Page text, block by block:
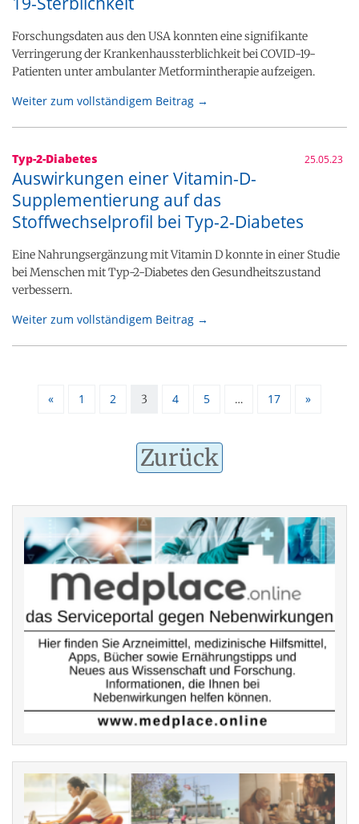
Forschungsdaten aus den USA konnten eine signifikante
Verringerung der Krankenhaussterblichkeit bei COVID-19-
Patienten unter ambulanter Metformintherapie aufzeigen.
Weiter zum vollständigem Beitrag →
Typ-2-Diabetes 25.05.23
Auswirkungen einer Vitamin-D-
Supplementierung auf das
Stoffwechselprofil bei Typ-2-Diabetes
Eine Nahrungsergänzung mit Vitamin D konnte in einer Studie
bei Menschen mit Typ-2-Diabetes den Gesundheitszustand
verbessern.
Weiter zum vollständigem Beitrag →
« 1 2 3 4 5 … 17 »
Zurück